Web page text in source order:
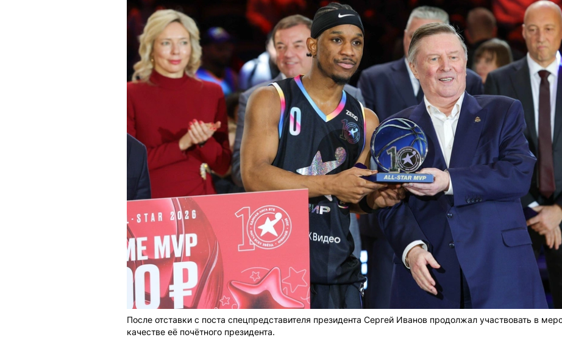
После отставки с поста спецпредставителя президента Сергей Иванов продолжал участвовать в
качестве её почётного президента.